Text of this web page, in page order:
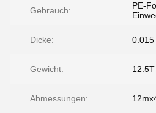
Gebrauch:
PE-
Dicke: 0.015
Gewicht: 12.5T
Abmessungen: